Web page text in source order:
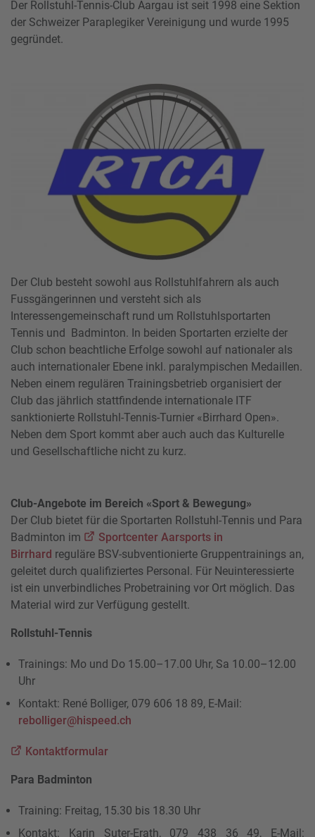
Der Rollstuhl-Tennis-Club Aargau ist seit 1998 eine Sektion
der Schweizer Paraplegiker Vereinigung und wurde 1995
gegründet.
Der Club besteht sowohl aus Rollstuhlfahrern als auch
Fussgängerinnen und versteht sich als
Interessengemeinschaft rund um Rollstuhlsportarten
Tennis und Badminton. In beiden Sportarten erzielte der
Club schon beachtliche Erfolge sowohl auf nationaler als
auch internationaler Ebene inkl. paralympischen Medaillen.
Neben einem regulären Trainingsbetrieb organisiert der
Club das jährlich stattfindende internationale ITF
sanktionierte Rollstuhl-Tennis-Turnier «Birrhard Open».
Neben dem Sport kommt aber auch auch das Kulturelle
und Gesellschaftliche nicht zu kurz.
Club-Angebote im Bereich «Sport & Bewegung»
Der Club bietet für die Sportarten Rollstuhl-Tennis und Para
Badminton im
Sportcenter Aarsports in
Birrhard reguläre BSV-subventionierte Gruppentrainings an,
geleitet durch qualifiziertes Personal. Für Neuinteressierte
ist ein unverbindliches Probetraining vor Ort möglich. Das
Material wird zur Verfügung gestellt.
Rollstuhl-Tennis
Trainings: Mo und Do 15.00–17.00 Uhr, Sa 10.00–12.00
Uhr
Kontakt: René Bolliger, 079 606 18 89, E-Mail:
rebolliger@hispeed.ch
Kontaktformular
Para Badminton
Training: Freitag, 15.30 bis 18.30 Uhr
Kontakt: Karin Suter-Erath, 079 438 36 49, E-Mail: